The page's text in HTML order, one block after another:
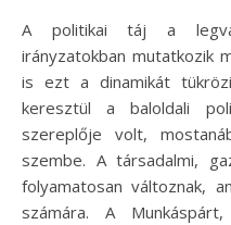
A politikai táj a legváltozatosabb formákban és
irányzatokban mutatkozik
is ezt a dinamikát
keresztül a baloldali
szereplője volt,
szembe. A társadalmi,
folyamatosan változnak,
számára. A